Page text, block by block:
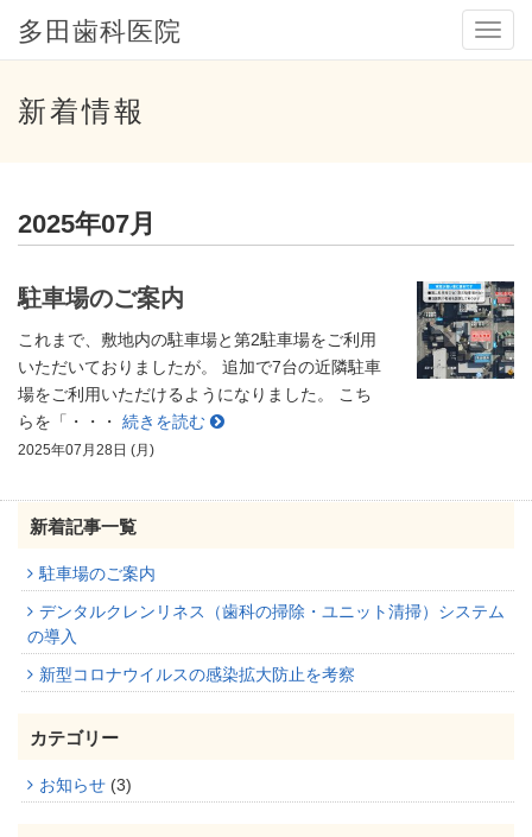
メ
ニ
多田歯科医院
新着情報
2025年07月
駐車場のご案内
これまで、敷地内の駐車場と第2駐車場をご利用
いただいておりましたが。 追加で7台の近隣駐車
場をご利用いただけるようになりました。 こち
らを「・・・ 続きを読む
2025年07月28日 (月)
新着記事一覧
駐車場のご案内
デンタルクレンリネス（歯科の掃除・ユニット清掃）システム
の導入
新型コロナウイルスの感染拡大防止を考察
カテゴリー
お知らせ (3)